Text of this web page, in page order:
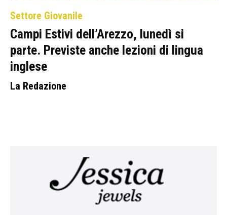
Settore Giovanile
Campi Estivi dell’Arezzo, lunedì si
parte. Previste anche lezioni di lingua
inglese
La Redazione